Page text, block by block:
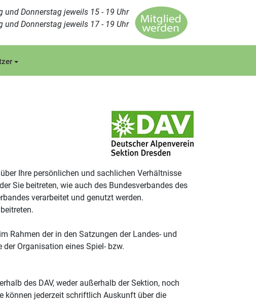
Donnerstag jeweils 15 - 19 Uhr
Donnerstag jeweils 17 - 19 Uhr
Ihre persönlichen und sachlichen Verhältnisse
Sie beitreten, wie auch des Bundesverbandes des
verarbeitet und genutzt werden.
Rahmen der in den Satzungen der Landes- und
Organisation eines Spiel- bzw.
des DAV, weder außerhalb der Sektion, noch
können jederzeit schriftlich Auskunft über die